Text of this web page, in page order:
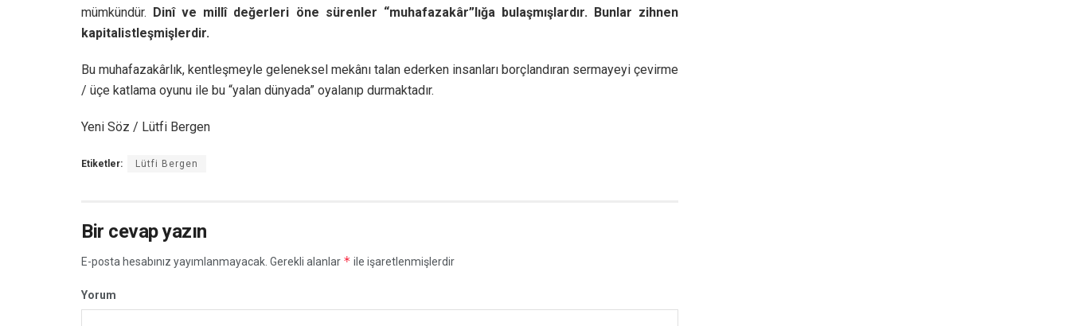
mümkündür. Dinî ve millî değerleri öne sürenler “muhafazakâr”lığa bulaşmışlardır. Bunlar zihnen
kapitalistleşmişlerdir.
Bu muhafazakârlık, kentleşmeyle geleneksel mekânı talan ederken insanları borçlandıran sermayeyi çevirme
/ üçe katlama oyunu ile bu “yalan dünyada” oyalanıp durmaktadır.
Yeni Söz / Lütfi Bergen
Etiketler: Lütfi Bergen
Bir cevap yazın
E-posta hesabınız yayımlanmayacak. Gerekli alanlar * ile işaretlenmişlerdir
Yorum